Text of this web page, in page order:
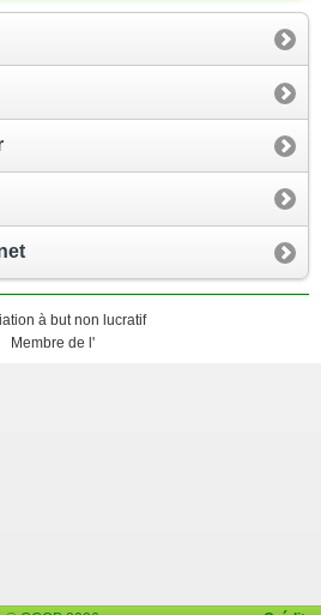
à but non lucratif
Membre de l'